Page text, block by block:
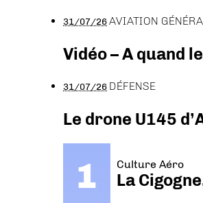
31/07/26AVIATION
Vidéo – A quand
31/07/26 DÉFENSE
Le drone U145
Culture Aéro
La